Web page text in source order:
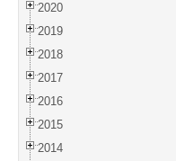
2020
2019
2018
2017
2016
2015
2014